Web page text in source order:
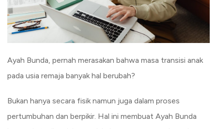
Ayah Bunda, pernah merasakan bahwa masa transisi anak
pada usia remaja banyak hal berubah?
Bukan hanya secara fisik namun juga dalam proses
pertumbuhan dan berpikir. Hal ini membuat Ayah Bunda